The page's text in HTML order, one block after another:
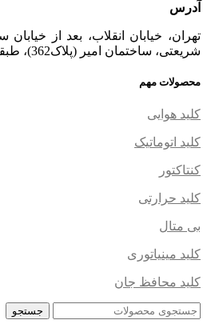
آدرس
تهران، خیابان انقلاب، بعد از
شریعتی، ساختمان امیر (پلاک362)، طبقه 1، واحد 6
محصولات مهم
کلید هوایی
کلید اتوماتیک
کنتاکتور
کلید حرارتی
بی متال
کلید مینیاتوری
کلید محافظ جان
جستجو